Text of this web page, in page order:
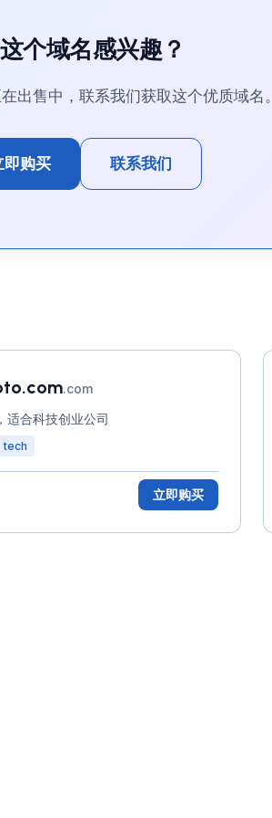
个域名感兴趣？
出售中，联系我们获取这个优质域名。
即购买 联系我们
.com
适合科技创业公司
tech
立即购买